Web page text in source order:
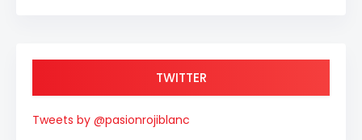
TWITTER
Tweets by @pasionrojiblanc